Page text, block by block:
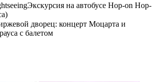
на автобусе Hop-on Hop-
дворец: концерт Моцарта и
с балетом